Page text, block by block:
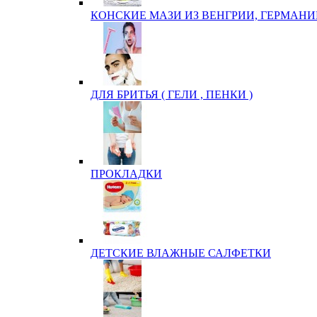
КОНСКИЕ МАЗИ ИЗ ВЕНГРИИ,
ДЛЯ БРИТЬЯ ( ГЕЛИ , ПЕНКИ )
ПРОКЛАДКИ
ДЕТСКИЕ ВЛАЖНЫЕ САЛФЕТКИ